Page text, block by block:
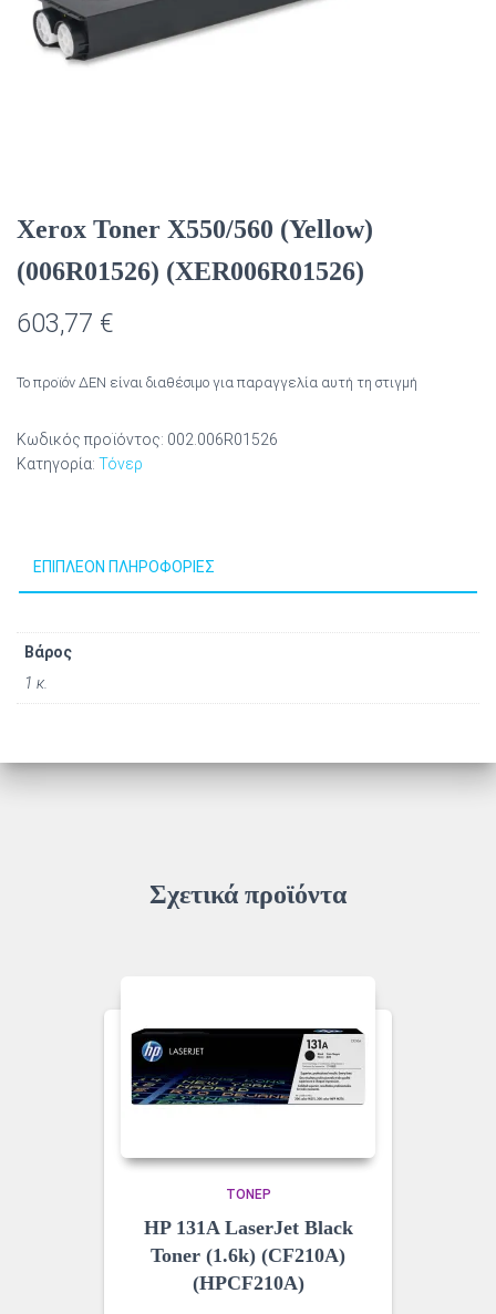
Xerox Toner X550/560 (Yellow)
(006R01526) (XER006R01526)
603,77 €
Το προϊόν ΔΕΝ είναι διαθέσιμο για παραγγελία αυτή τη στιγμή
Κωδικός προϊόντος: 002.006R01526
Κατηγορία: Τόνερ
ΕΠΙΠΛΈΟΝ ΠΛΗΡΟΦΟΡΊΕΣ
Βάρος
1 κ.
Σχετικά προϊόντα
ΤΌΝΕΡ
HP 131A LaserJet Black
Toner (1.6k) (CF210A)
(HPCF210A)